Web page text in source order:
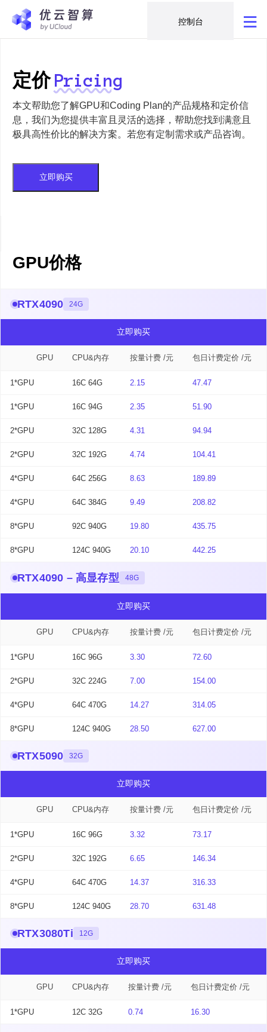
控制台
定价Pricing
本文帮助您了解GPU和Coding Plan的产品规格和定价信
息，我们为您提供丰富且灵活的选择，帮助您找到满意且
极具高性价比的解决方案。若您有定制需求或产品咨询。
立即购买
GPU价格
RTX4090 24G
立即购买
GPU CPU&内存 按量计费 /元 包日计费定价 /元
1*GPU 16C 64G 2.15 47.47
1*GPU 16C 94G 2.35 51.90
2*GPU 32C 128G 4.31 94.94
2*GPU 32C 192G 4.74 104.41
4*GPU 64C 256G 8.63 189.89
4*GPU 64C 384G 9.49 208.82
8*GPU 92C 940G 19.80 435.75
8*GPU 124C 940G 20.10 442.25
RTX4090 – 高显存型 48G
立即购买
GPU CPU&内存 按量计费 /元 包日计费定价 /元
1*GPU 16C 96G 3.30 72.60
2*GPU 32C 224G 7.00 154.00
4*GPU 64C 470G 14.27 314.05
8*GPU 124C 940G 28.50 627.00
RTX5090 32G
立即购买
GPU CPU&内存 按量计费 /元 包日计费定价 /元
1*GPU 16C 96G 3.32 73.17
2*GPU 32C 192G 6.65 146.34
4*GPU 64C 470G 14.37 316.33
8*GPU 124C 940G 28.70 631.48
RTX3080Ti 12G
立即购买
GPU CPU&内存 按量计费 /元 包日计费定价 /元
1*GPU 12C 32G 0.74 16.30